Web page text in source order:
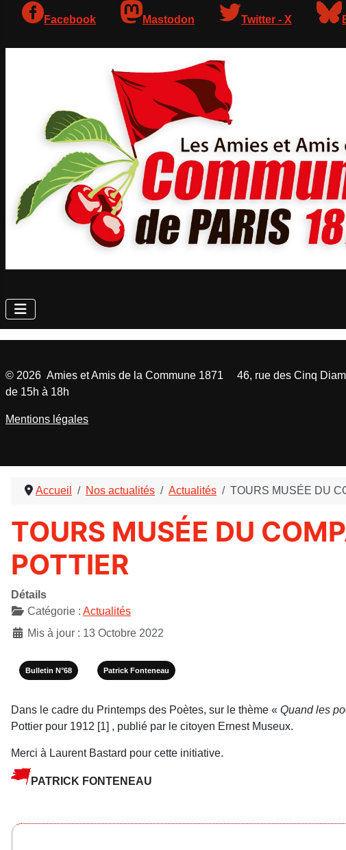
Facebook Mastodon Twitter - X
Accueil Nos actualités Actualités TOURS MUSÉE DU
TOURS MUSÉE DU
POTTIER
Détails
Catégorie : Actualités
Mis à jour : 13 Octobre 2022
Bulletin N°68 Patrick Fonteneau
Dans le cadre du Printemps des Poètes, sur le thème « Quand les
Pottier pour 1912 [1] , publié par le citoyen Ernest Museux.
Merci à Laurent Bastard pour cette initiative.
PATRICK FONTENEAU
© 2026 Amies et Amis de la Commune 1871 46, rue des Cinq
de 15h à 18h
Mentions légales